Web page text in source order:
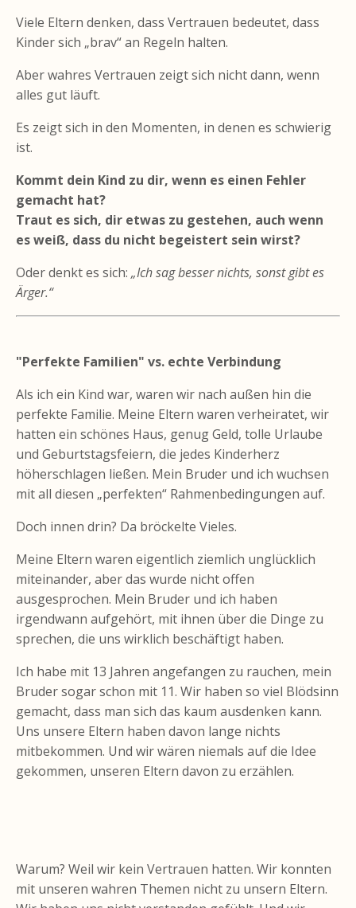
Viele Eltern denken, dass Vertrauen bedeutet, dass
Kinder sich „brav“ an Regeln halten.
Aber wahres Vertrauen zeigt sich nicht dann, wenn
alles gut läuft.
Es zeigt sich in den Momenten, in denen es schwierig
ist.
Kommt dein Kind zu dir, wenn es einen Fehler
gemacht hat?
Traut es sich, dir etwas zu gestehen, auch wenn
es weiß, dass du nicht begeistert sein wirst?
Oder denkt es sich: „Ich sag besser nichts, sonst gibt es
Ärger.“
"Perfekte Familien" vs. echte Verbindung
Als ich ein Kind war, waren wir nach außen hin die
perfekte Familie. Meine Eltern waren verheiratet, wir
hatten ein schönes Haus, genug Geld, tolle Urlaube
und Geburtstagsfeiern, die jedes Kinderherz
höherschlagen ließen. Mein Bruder und ich wuchsen
mit all diesen „perfekten“ Rahmenbedingungen auf.
Doch innen drin? Da bröckelte Vieles.
Meine Eltern waren eigentlich ziemlich unglücklich
miteinander, aber das wurde nicht offen
ausgesprochen. Mein Bruder und ich haben
irgendwann aufgehört, mit ihnen über die Dinge zu
sprechen, die uns wirklich beschäftigt haben.
Ich habe mit 13 Jahren angefangen zu rauchen, mein
Bruder sogar schon mit 11. Wir haben so viel Blödsinn
gemacht, dass man sich das kaum ausdenken kann.
Uns unsere Eltern haben davon lange nichts
mitbekommen. Und wir wären niemals auf die Idee
gekommen, unseren Eltern davon zu erzählen.
Warum? Weil wir kein Vertrauen hatten. Wir konnten
mit unseren wahren Themen nicht zu unsern Eltern.